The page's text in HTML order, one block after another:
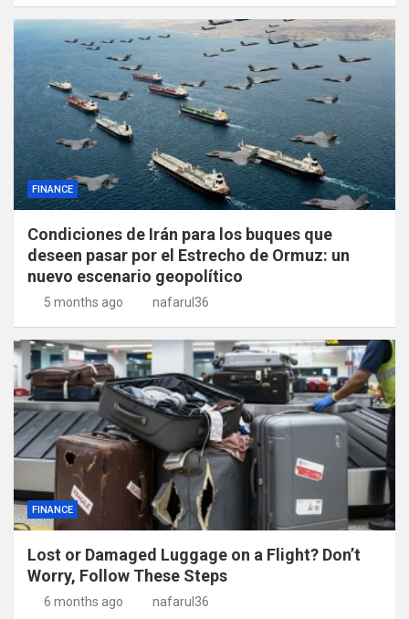
FINANCE
Condiciones de Irán para los buques que
deseen pasar por el Estrecho de Ormuz: un
nuevo escenario geopolítico
5 months ago nafarul36
FINANCE
Lost or Damaged Luggage on a Flight? Don’t
Worry, Follow These Steps
6 months ago nafarul36